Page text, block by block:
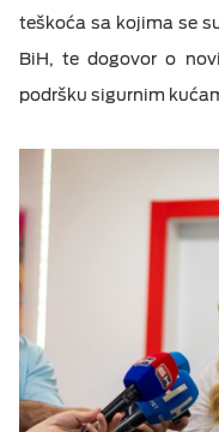
teškoća sa kojima se
BiH, te dogovor o
podršku sigurnim